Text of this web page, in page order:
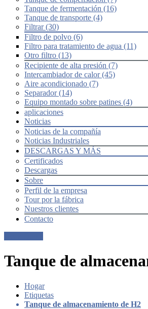
Tanque de fermentación (16)
Tanque de transporte (4)
Filtrar (30)
Filtro de polvo (6)
Filtro para tratamiento de agua (11)
Otro filtro (13)
Recipiente de alta presión (7)
Intercambiador de calor (45)
Aire acondicionado (7)
Separador (14)
Equipo montado sobre patines (4)
aplicaciones
Noticias
Noticias de la compañía
Noticias Industriales
DESCARGAS Y MÁS
Certificados
Descargas
Sobre
Perfil de la empresa
Tour por la fábrica
Nuestros clientes
Contacto
Tanque de
Hogar
Etiquetas
Tanque de almacenamiento de H2